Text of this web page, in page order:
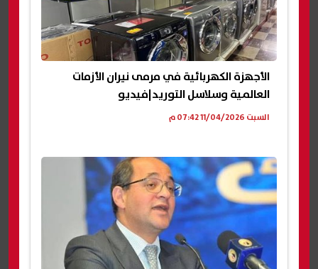
الأجهزة الكهربائية في مرمى نيران الأزمات
العالمية وسلاسل التوريد|فيديو
السبت 11/04/2026 07:42 م